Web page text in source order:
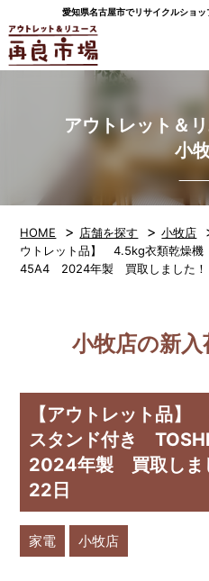
愛知県名古屋市でリサイクルショ
アウトレット＆
小
HOME > 店舗を探す >小牧店
ウトレット品】 4.5kg衣類乾燥
45A4 2024年製 買取しました！
小牧店の新
【アウトレット品
スタンド付き
2024年製 買取しま
22日
家電 小牧店